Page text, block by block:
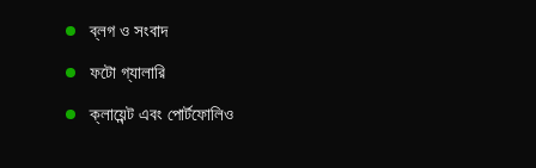
ব্লগ ও সংবাদ
ফটো গ্যালারি
ক্লায়েন্ট এবং পোর্টফোলিও